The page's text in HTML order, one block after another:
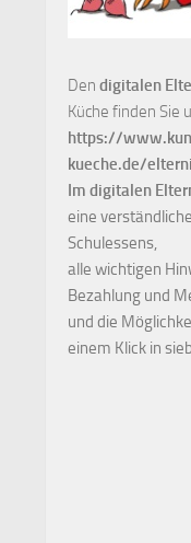
Den digitalen
Küche finden Sie
https://
kueche.de/
Im digitalen
eine
Schulessens,
alle wichtigen
Bezahlung und
und die
einem Klick in